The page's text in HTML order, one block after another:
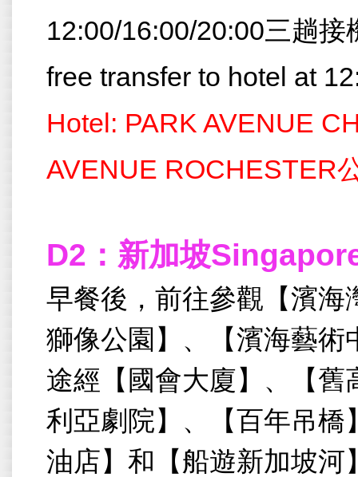
12:00/16:00/20:00三趟
free transfer to hotel at
Hotel: PARK AVENUE
AVENUE ROCHESTER
D2 ：新加坡
早餐後，前往參觀【濱海
獅像公園】、【濱海藝術
途經【國會大廈】、【
利亞劇院】、【百年吊橋
油店】和【船遊新加坡河